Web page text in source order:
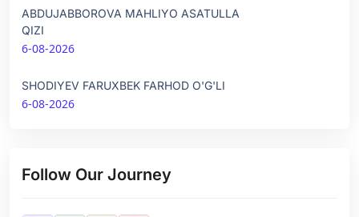
ABDUJABBOROVA MAHLIYO ASATULLA
QIZI
6-08-2026
SHODIYEV FARUXBEK FARHOD O'G'LI
6-08-2026
Follow Our Journey